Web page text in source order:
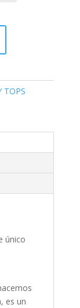
TOPS
único
es un